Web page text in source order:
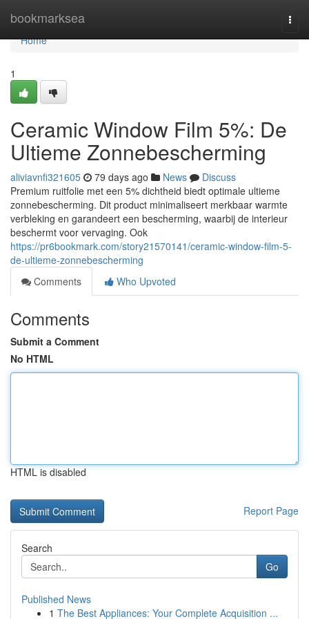
bookmarksea
Home
Home
1
Ceramic Window Film 5%: De
Ultieme Zonnebescherming
aliviavnfi321605 79 days ago News
Discuss
Premium ruitfolie met een 5% dichtheid biedt optimale ultieme
zonnebescherming. Dit product minimaliseert merkbaar warmte
verbleking en garandeert een bescherming, waarbij de interieur
beschermt voor vervaging. Ook
https://pr6bookmark.com/story21570141/ceramic-window-film-5-
de-ultieme-zonnebescherming
Comments
Who Upvoted
Comments
Submit a Comment
No HTML
HTML is disabled
Report Page
Search
Go
Published News
1 The Best Appliances: Your Complete Acquisition ...